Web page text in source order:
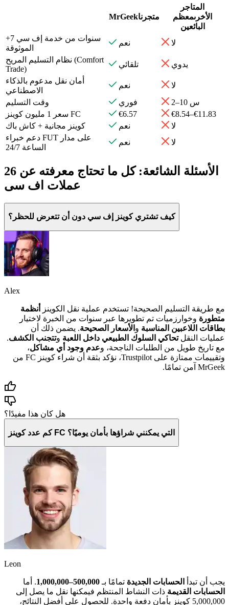
MrGeekمتجرنا
المتاجر
الأخرىمعظم
البائعين
+7 سنوات من خدمة إف سي
الموثوقة
نعم
لا
نظام التسليم المريح (Comfort
Trade)
تلقائي
يدوي
أمان نقل مدعوم بالذكاء
الاصطناعي
نعم
لا
وقت التسليم
فوري
2–10 س
سعر 1 مليون كوينز FC
€6.57
€8.54–€11.83
كوينز مجانية + كاش باك
نعم
لا
دعم خبراء FUT على مدار
الساعة 24/7
نعم لا
26 الأسئلة الشائعة: كل ما تحتاج معرفته عن
عملات اف سی
كيف تشتري كوينز إف سي دون أن تتعرض للحظر؟
Alex
مع طريقة التسليم الصحيحة! تستخدم عملية نقل الكوينز
أنظمة
متطورة وخوارزميات تم تطويرها عبر سنوات من الخبرة لاختيار
بطاقات اللاعبين المناسبة و الأسعار الصحيحة. يضمن ذلك أن
عمليات النقلتحاكي السلوك الطبيعي داخل اللعبة وتتجنب الكشف.
مع تاريخ طويل من الطلبات الناجحة، وعدم وجود أي مشاكل،
وتقييمات ممتازة على Trustpilot، نؤكد بثقة أن شراء كوينز FC من
MrGeek آمن تمامًا.
هل كان هذا مفيدًا؟
كم عدد كوينز FC التي يمكنني شراؤها بأمان يوميًا؟
Leon
يجب أن تبدأ الحسابات الجديدة تمامًا بـ 500,000–1,000,000
. أما
الحسابات القديمة ذات النشاط المنتظم فيمكنها نقل ما يصل إلى
5,000,000 كوينز بأمان دفعة واحدة. للحصول على أفضل النتائج،